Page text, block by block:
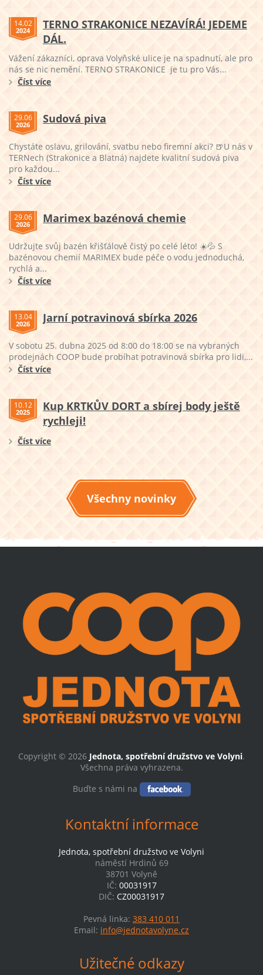
14.02
2024
TERNO STRAKONICE NEZAVÍRÁ! JEDEME
DÁL.
Vážení zákazníci, oprava Volyňské ulice je na spadnutí, ale pro
nás se nic nemění. TERNO STRAKONICE je tu pro Vás...
Číst více
29.06
2026 Sudová piva
Chystáte oslavu, grilování, svatbu nebo firemní akci? 🍺U nás v
TERNech (Strakonice a Blatná) najdete kvalitní sudová piva
pro každou...
Číst více
29.06
2026 Marimex bazénová chemie
Udržujte svůj bazén křišťálově čistý po celé léto! ☀️💦 S
bazénovou chemií MARIMEX bude péče o vodu jednoduchá,
rychlá a...
Číst více
13.04
2026 Jarní potravinová sbírka 2026
V sobotu 25. dubna 2025 od 8:00 do 18:00 se na vybraných
prodejnách COOP bude probíhat potravinová sbírka pro lidi,...
Číst více
10.12
2025
Kup KRTKŮV DORT a sbírej body ještě
rychleji!
Číst více
Všechny novinky
Copyright © 2026 Jednota, spotřební družstvo ve Volyni.
Všechna práva vyhrazena.
Buďte s námi na
Kontaktní informace
Jednota, spotřební družstvo ve Volyni
náměstí Hrdinů 69
38701 Volyně
IČ: 00031917
DIČ: CZ00031917
Pevná linka: 383 410 011
Email: info@jednotavolyne.cz
Užitečné odkazy